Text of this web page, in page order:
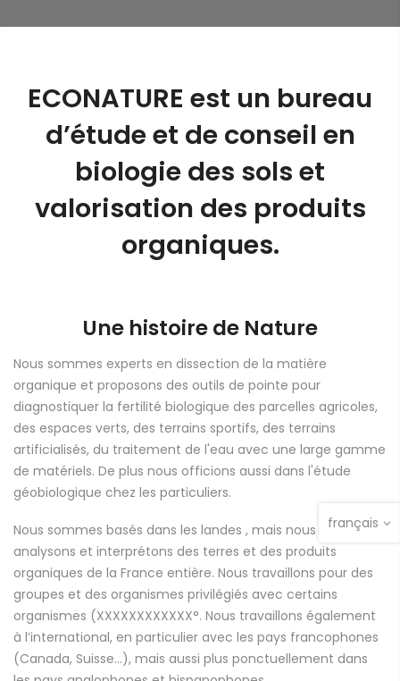
ECONATURE est un bureau
d’étude et de conseil en
biologie des sols et
valorisation des produits
organiques.
Une histoire de Nature
Nous sommes experts en dissection de la matière
organique et proposons des outils de pointe pour
diagnostiquer la fertilité biologique des parcelles agricoles,
des espaces verts, des terrains sportifs, des terrains
artificialisés, du traitement de l'eau avec une large gamme
de matériels. De plus nous officions aussi dans l'étude
géobiologique chez les particuliers.
Nous sommes basés dans les landes , mais nous recevons,
analysons et interprétons des terres et des produits
organiques de la France entière. Nous travaillons pour des
groupes et des organismes privilégiés avec certains
organismes (XXXXXXXXXXXX°. Nous travaillons également
à l’international, en particulier avec les pays francophones
(Canada, Suisse…), mais aussi plus ponctuellement dans
français